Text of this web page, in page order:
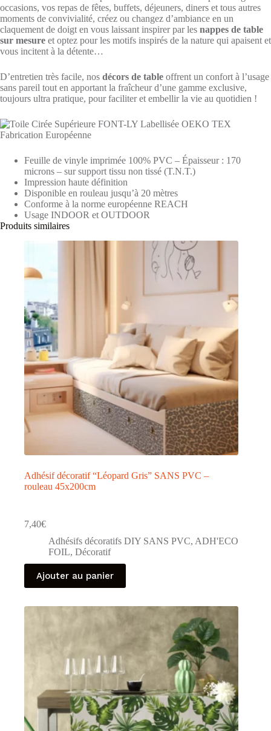
occasions, vos repas de fêtes, buffets, déjeuners, diners et tous autres
moments de convivialité, créez ou changez d’ambiance en un
claquement de doigt en vous laissant inspirer par les nappes de table
sur mesure et optez pour les motifs inspirés de la nature qui apaisent et
vous incitent à la détente…
D’entretien très facile, nos décors de table offrent un confort à l’usage
sans pareil tout en apportant la fraîcheur d’une gamme exclusive,
toujours ultra pratique, pour faciliter et embellir la vie au quotidien !
Feuille de vinyle imprimée 100% PVC – Épaisseur : 170
microns – sur support tissu non tissé (T.N.T.)
Impression haute définition
Disponible en rouleau jusqu’à 20 mètres
Conforme à la norme européenne REACH
Usage INDOOR et OUTDOOR
Produits similaires
Adhésif décoratif “Léopard Gris” SANS PVC –
rouleau 45x200cm
7,40€
Adhésifs décoratifs DIY SANS PVC, ADH'ECO
FOIL, Décoratif
Ajouter au panier